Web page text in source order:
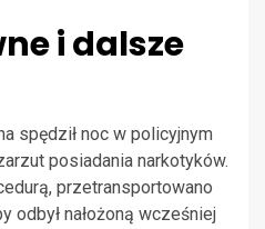
i dalsze
spędził noc w policyjnym
posiadania narkotyków.
przetransportowano
odbył nałożoną wcześniej